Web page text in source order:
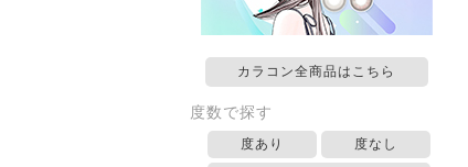
カラコン全商品はこちら
度数で探す
度あり 度なし